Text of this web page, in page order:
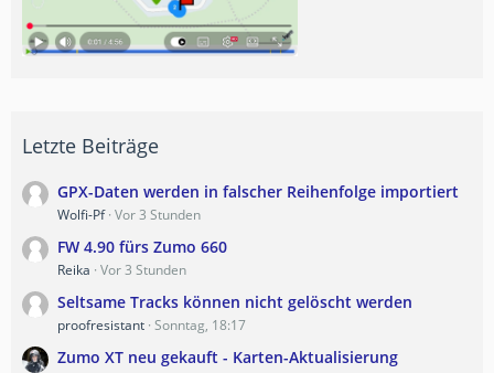
Letzte Beiträge
GPX-Daten werden in falscher Reihenfolge importiert
Wolfi-Pf Vor 3 Stunden
FW 4.90 fürs Zumo 660
Reika Vor 3 Stunden
Seltsame Tracks können nicht gelöscht werden
proofresistant Sonntag, 18:17
Zumo XT neu gekauft - Karten-Aktualisierung